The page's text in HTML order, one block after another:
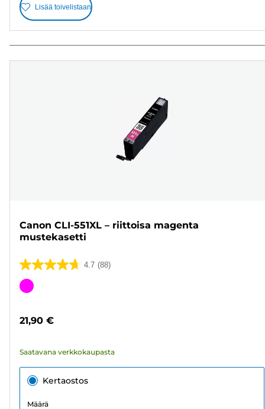
Lisää toivelistaan
Canon CLI-551XL – riittoisa magenta
mustekasetti
4.7 (88)
4.7/5
tähteä.
Värikasetti
21,90 €
Saatavana verkkokaupasta
Kertaostos
Määrä